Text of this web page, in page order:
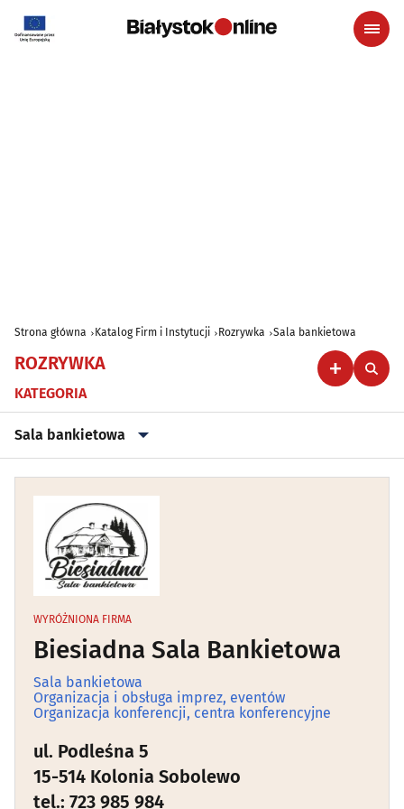
Strona główna Katalog Firm i Instytucji Rozrywka Sala bankietowa
ROZRYWKA
KATEGORIA
Sala bankietowa
Artystyczne agencje(5)
Atrakcje dla dzieci(46)
Bilard(4)
Dj na wesele(0)
Dyskoteka(5)
Escape Room(0)
Golf(0)
WYRÓŻNIONA FIRMA
Biesiadna Sala Bankietowa
Sala bankietowa
Organizacja i obsługa imprez, eventów
Organizacja konferencji, centra konferencyjne
ul. Podleśna 5
15-514 Kolonia Sobolewo
tel.: 723 985 984